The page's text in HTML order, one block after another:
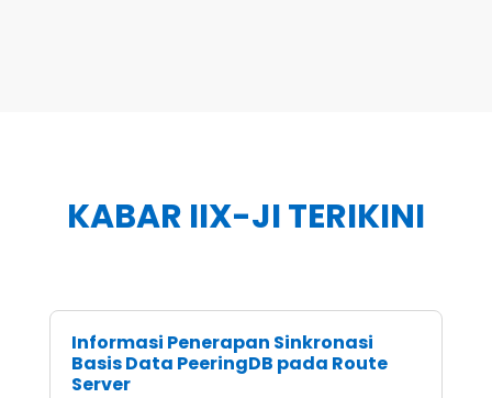
KABAR IIX-JI TERIKINI
Informasi Penerapan Sinkronasi
Basis Data PeeringDB pada Route
Server